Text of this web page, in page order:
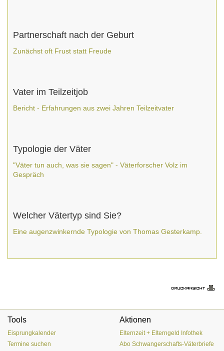
Partnerschaft nach der Geburt
Zunächst oft Frust statt Freude
Vater im Teilzeitjob
Bericht - Erfahrungen aus zwei Jahren Teilzeitvater
Typologie der Väter
"Väter tun auch, was sie sagen" - Väterforscher Volz im
Gespräch
Welcher Vätertyp sind Sie?
Eine augenzwinkernde Typologie von Thomas Gesterkamp.
Tools
Eisprungkalender
Termine suchen
Aktionen
Elternzeit + Elterngeld Infothek
Abo Schwangerschafts-Väterbriefe